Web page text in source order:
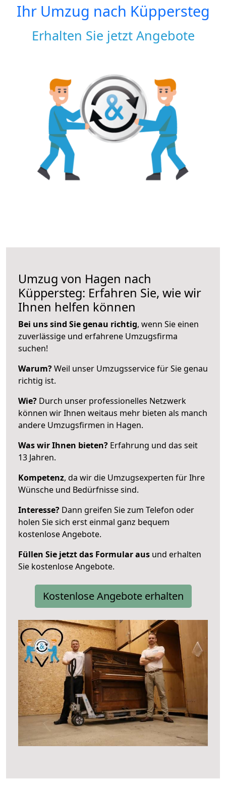
Ihr Umzug nach Küppersteg
Erhalten Sie jetzt Angebote
Umzug von Hagen nach
Küppersteg: Erfahren Sie, wie wir
Ihnen helfen können
Bei uns sind Sie genau richtig, wenn Sie einen
zuverlässige und erfahrene Umzugsfirma
suchen!
Warum?Weil unser Umzugsservice für Sie genau
richtig ist.
Wie? Durch unser professionelles Netzwerk
können wir Ihnen weitaus mehr bieten als manch
andere Umzugsfirmen in Hagen.
Was wir Ihnen bieten? Erfahrung und das seit
13 Jahren.
Kompetenz, da wir die Umzugsexperten für Ihre
Wünsche und Bedürfnisse sind.
Interesse? Dann greifen Sie zum Telefon oder
holen Sie sich erst einmal ganz bequem
kostenlose Angebote.
Füllen Sie jetzt das Formular aus und erhalten
Sie kostenlose Angebote.
Kostenlose Angebote erhalten